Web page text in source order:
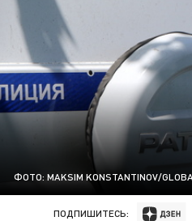
ФОТО: MAKSIM KONSTANTINOV/
ПОДПИШИТЕСЬ: